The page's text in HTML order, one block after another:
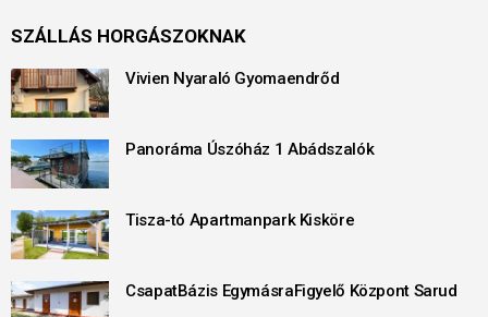
SZÁLLÁS HORGÁSZOKNAK
Vivien Nyaraló Gyomaendrőd
Panoráma Úszóház 1 Abádszalók
Tisza-tó Apartmanpark Kisköre
CsapatBázis EgymásraFigyelő Központ Sarud